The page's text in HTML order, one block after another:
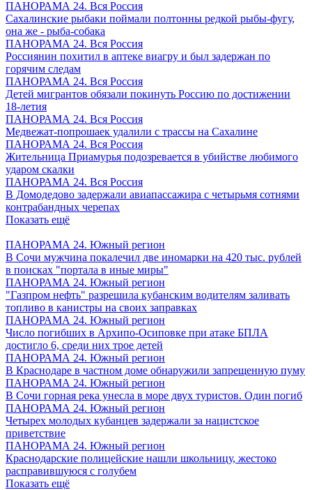
ПАНОРАМА 24. Вся Россия
Сахалинские рыбаки поймали полтонны редкой рыбы-фугу,
она же - рыба-собака
ПАНОРАМА 24. Вся Россия
Россиянин похитил в аптеке виагру и был задержан по
горячим следам
ПАНОРАМА 24. Вся Россия
Детей мигрантов обязали покинуть Россию по достижении
18-летия
ПАНОРАМА 24. Вся Россия
Медвежат-попрошаек удалили с трассы на Сахалине
ПАНОРАМА 24. Вся Россия
Жительница Приамурья подозревается в убийстве любимого
ударом скалки
ПАНОРАМА 24. Вся Россия
В Домодедово задержали авиапассажира с четырьмя сотнями
контрабандных черепах
Показать ещё
ПАНОРАМА 24. Южный регион
В Сочи мужчина покалечил две иномарки на 420 тыс. рублей
в поисках "портала в иные миры"
ПАНОРАМА 24. Южный регион
"Газпром нефть" разрешила кубанским водителям заливать
топливо в канистры на своих заправках
ПАНОРАМА 24. Южный регион
Число погибших в Архипо-Осиповке при атаке БПЛА
достигло 6, среди них трое детей
ПАНОРАМА 24. Южный регион
В Краснодаре в частном доме обнаружили запрещенную пуму
ПАНОРАМА 24. Южный регион
В Сочи горная река унесла в море двух туристов. Один погиб
ПАНОРАМА 24. Южный регион
Четырех молодых кубанцев задержали за нацистское
приветствие
ПАНОРАМА 24. Южный регион
Краснодарские полицейские нашли школьницу, жестоко
расправившуюся с голубем
Показать ещё